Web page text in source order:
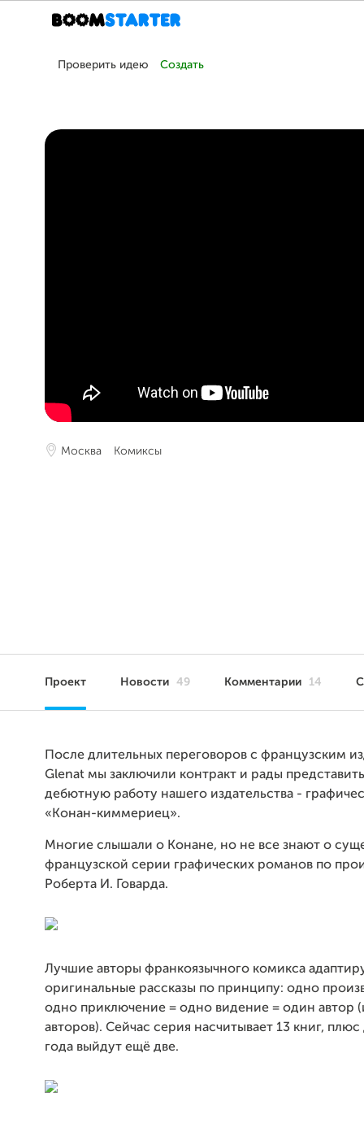
Проверить идею Создать
Москва Комиксы
Проект Новости 49 Комментарии 14
После длительных переговоров с французским
Glenat мы заключили контракт и рады
дебютную работу нашего издательства -
«Конан-киммериец».
Многие слышали о Конане, но не все знают о
французской серии графических романов по
Роберта И. Говарда.
Лучшие авторы франкоязычного комикса
оригинальные рассказы по принципу: одно
одно приключение = одно видение = один автор
авторов). Сейчас серия насчитывает 13 книг,
года выйдут ещё две.